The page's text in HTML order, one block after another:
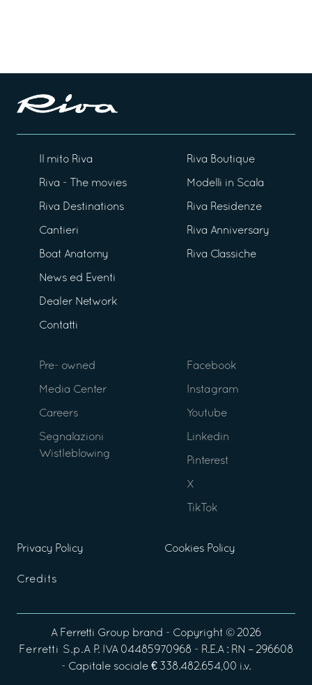
Il mito Riva
Riva - The movies
Riva Destinations
Cantieri
Boat Anatomy
News ed Eventi
Dealer Network
Contatti
Riva Boutique
Modelli in Scala
Riva Residenze
Riva Anniversary
Riva Classiche
Pre- owned
Media Center
Careers
Segnalazioni
Wistleblowing
Facebook
Instagram
Youtube
Linkedin
Pinterest
X
TikTok
Privacy Policy Cookies Policy
Credits
A Ferretti Group brand - Copyright © 2026
Ferretti S.p.A P. IVA 04485970968 - R.E.A : RN – 296608
- Capitale sociale € 338.482.654,00 i.v.